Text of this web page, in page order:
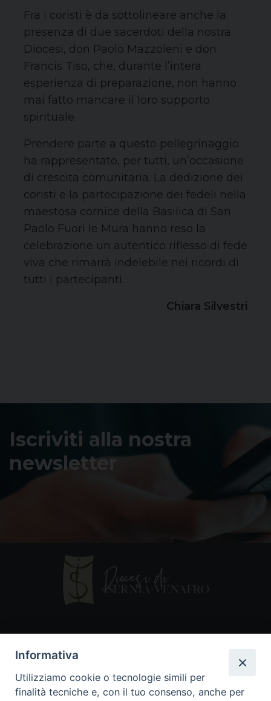
Fra i coristi è da sottolineare anche la
presenza di due sacerdoti della nostra
Diocesi, don Paolo Mazzoleni e don
Francis Tiso, che, durante l’intera
esperienza di preparazione, non hanno
mai fatto mancare il loro supporto
spirituale.
Prendere parte a questo pellegrinaggio
ha rappresentato, per tutti, un’occasione
di crescita comunitaria. La dedizione dei
coristi e la partecipazione dei fedeli nella
maestosa cornice della Basilica di San
Paolo Fuori le Mura hanno reso la
celebrazione un autentico riflesso di fede
viva che rimarrà indelebile nei ricordi di
tutti i partecipanti.
Chiara Silvestri
Iscriviti alla nostra
newsletter
86170 Isernia
086550849
Informativa
Utilizziamo cookie o tecnologie simili per
finalità tecniche e, con il tuo consenso, anche per